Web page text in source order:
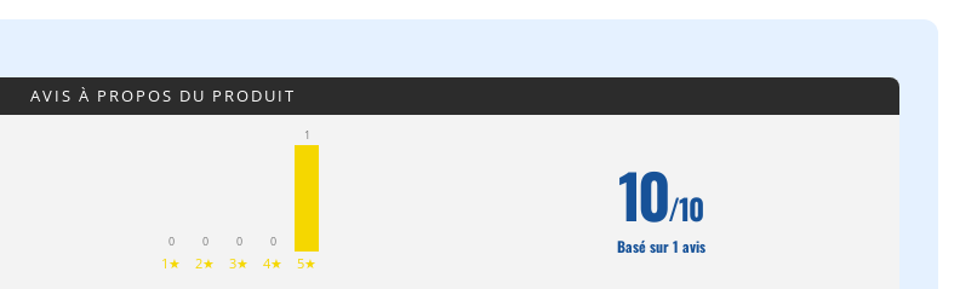
AVIS À PROPOS DU PRODUIT
0
1★
0
2★
0
3★
0
4★
1
5★
10/10
Basé sur 1 avis